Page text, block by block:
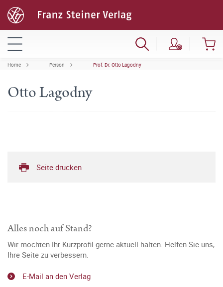
Home Person Prof. Dr. Otto Lagodny
Otto Lagodny
Seite drucken
Alles noch auf Stand?
Wir möchten Ihr Kurzprofil gerne aktuell halten. Helfen Sie uns,
Ihre Seite zu verbessern.
E-Mail an den Verlag